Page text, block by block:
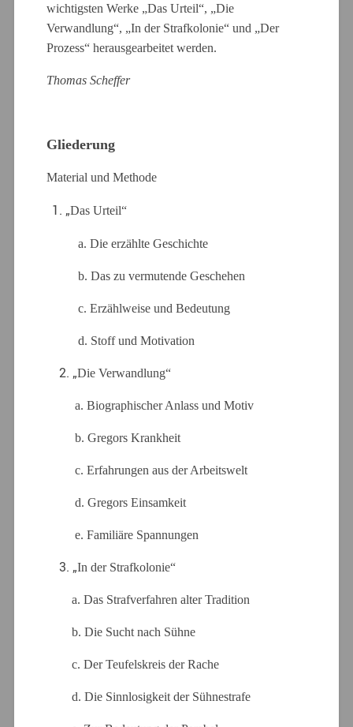
wichtigsten Werke „Das Urteil“, „Die
Verwandlung“, „In der Strafkolonie“ und „Der
Prozess“ herausgearbeitet werden.
Thomas Scheffer
Gliederung
Material und Methode
„Das Urteil“
a. Die erzählte Geschichte
b. Das zu vermutende Geschehen
c. Erzählweise und Bedeutung
d. Stoff und Motivation
2. „Die Verwandlung“
a. Biographischer Anlass und Motiv
b. Gregors Krankheit
c. Erfahrungen aus der Arbeitswelt
d. Gregors Einsamkeit
e. Familiäre Spannungen
3. „In der Strafkolonie“
a. Das Strafverfahren alter Tradition
b. Die Sucht nach Sühne
c. Der Teufelskreis der Rache
d. Die Sinnlosigkeit der Sühnestrafe